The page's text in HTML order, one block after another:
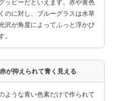
ッピーだといえます。赤や黄色
のに対し、ブルーグラスは水草
沢が角度によってふっと浮かび
。
が抑えられて青く見える
ような青い色素だけで作られて